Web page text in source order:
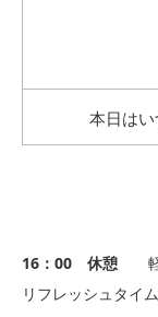
本日は
16：00 休憩
リフレッシュタイ